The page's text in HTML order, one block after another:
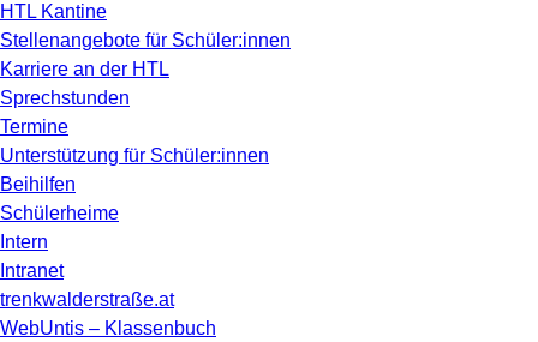
HTL Kantine
Stellenangebote für Schüler:innen
Karriere an der HTL
Sprechstunden
Termine
Unterstützung für Schüler:innen
Beihilfen
Schülerheime
Intern
Intranet
trenkwalderstraße.at
WebUntis – Klassenbuch